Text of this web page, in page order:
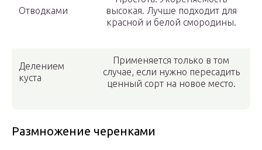
Отводками
высокая. Лучше подходит для
красной и белой смородины.
Делением
куста
Применяется только в том
случае, если нужно пересадить
ценный сорт на новое место.
Размножение черенками